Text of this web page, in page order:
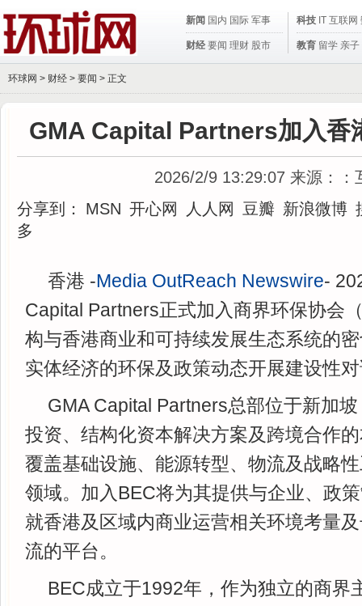
新闻 国内 国际 军事
财经 要闻 理财 股市
科技 IT 互联网
教育 留学 亲子
环球网 > 财经 > 要闻 > 正文
GMA Capital Partners加入香
2026/2/9 13:29:07 来源：：
分享到：
MSN 开心网 人人网 豆瓣 新浪微博
多
香港 -Media OutReach Newswire-
Capital Partners正式加入商界环保协会
构与香港商业和可持续发展生态系统的
实体经济的环保及政策动态开展建设性
GMA Capital Partners总部位于新加
投资、结构化资本解决方案及跨境合作
覆盖基础设施、能源转型、物流及战略
领域。加入BEC将为其提供与企业、政
就香港及区域内商业运营相关环境考量
流的平台。
BEC成立于1992年，作为独立的商界